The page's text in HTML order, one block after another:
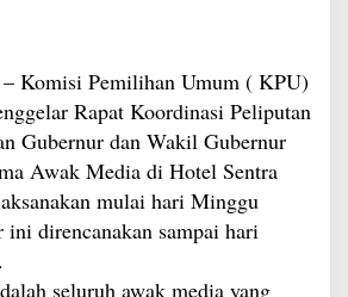
Komisi Pemilihan Umum ( KPU)
Rapat Koordinasi Peliputan
Gubernur dan Wakil Gubernur
Awak Media di Hotel Sentra
mulai hari Minggu
direncanakan sampai hari
seluruh awak media yang